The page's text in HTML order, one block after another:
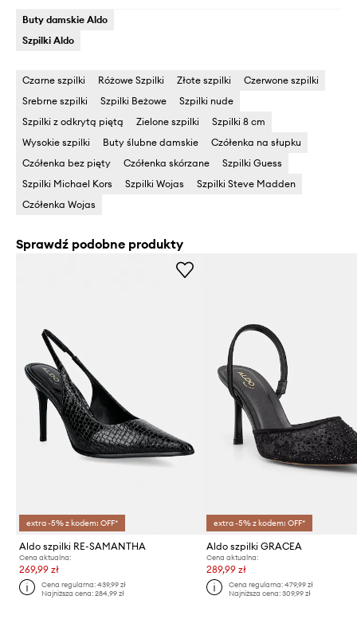
Buty damskie Aldo
Szpilki Aldo
Czarne szpilki Różowe Szpilki Złote szpilki
Czerwone szpilki
Srebrne szpilki
Szpilki Beżowe
Szpilki nude
Szpilki z odkrytą piętą
Zielone szpilki
Szpilki 8 cm
Wysokie szpilki
Buty ślubne damskie
Czółenka na słupku
Czółenka bez pięty
Czółenka skórzane
Szpilki Guess
Szpilki Michael Kors
Szpilki Wojas
Szpilki Steve Madden
Czółenka Wojas
Sprawdź podobne produkty
extra -5% z kodem: OFF*
Aldo szpilki RE-SAMANTHA
Cena aktualna:
269,99 zł
Cena regularna:439,99 zł
Najniższa cena:284,99 zł
extra -5% z kodem: OFF*
Aldo szpilki GRACEA
Cena aktualna:
289,99 zł
Cena regularna: 479,99 zł
Najniższa cena: 309,99 zł